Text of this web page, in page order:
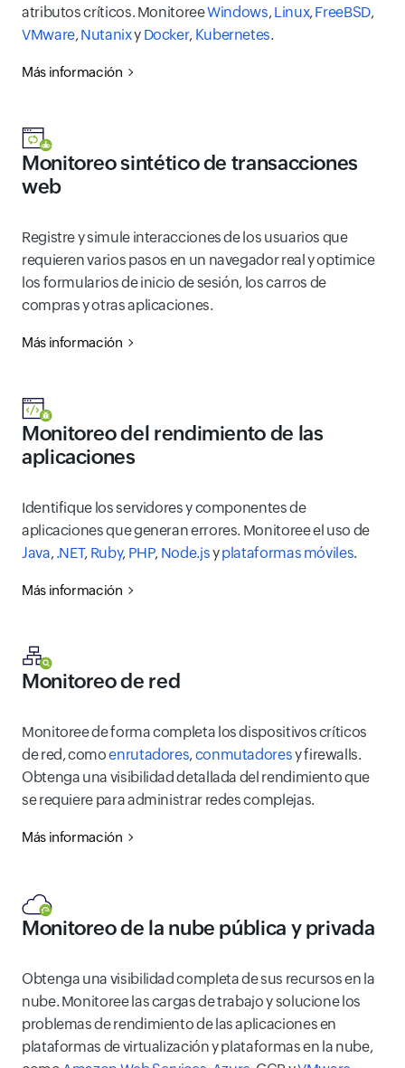
atributos críticos. MonitoreeWindows,Linux,FreeBSD,
VMware,Nutanixy Docker, Kubernetes.
Más información
Monitoreo sintético de transacciones
web
Registre y simule interacciones de los usuarios que
requieren varios pasos en un navegador real y optimice
los formularios de inicio de sesión, los carros de
compras y otras aplicaciones.
Más información
Monitoreo del rendimiento de las
aplicaciones
Identifique los servidores y componentes de
aplicaciones que generan errores. Monitoree el uso de
Java,.NET, Ruby, PHP, Node.jsyplataformas móviles.
Más información
Monitoreo de red
Monitoree de forma completa los dispositivos críticos
de red, comoenrutadores,conmutadoresy firewalls.
Obtenga una visibilidad detallada del rendimiento que
se requiere para administrar redes complejas.
Más información
Monitoreo de la nube pública y privada
Obtenga una visibilidad completa de sus recursos en la
nube. Monitoree las cargas de trabajo y solucione los
problemas de rendimiento de las aplicaciones en
plataformas de virtualización y plataformas en la nube,